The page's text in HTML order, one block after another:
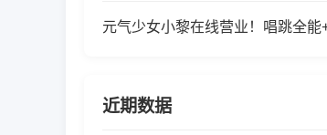
元气少女小黎在线营业！唱跳全
近期数据